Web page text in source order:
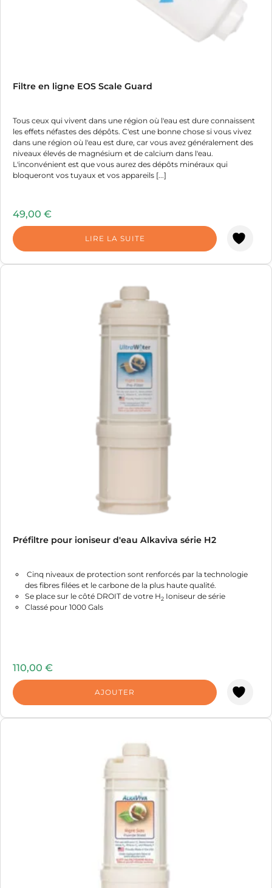
Filtre en ligne EOS Scale Guard
Tous ceux qui vivent dans une région où l'eau est dure connaissent
les effets néfastes des dépôts. C'est une bonne chose si vous vivez
dans une région où l'eau est dure, car vous avez généralement des
niveaux élevés de magnésium et de calcium dans l'eau.
L'inconvénient est que vous aurez des dépôts minéraux qui
bloqueront vos tuyaux et vos appareils [...]
49,00 €
LIRE LA SUITE
Préfiltre pour ioniseur d'eau Alkaviva série H2
Cinq niveaux de protection sont renforcés par la technologie
des fibres filées et le carbone de la plus haute qualité.
Se place sur le côté DROIT de votre H2 Ioniseur de série
Classé pour 1000 Gals
110,00 €
AJOUTER